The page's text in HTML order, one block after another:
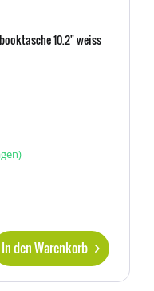
10.2" weiss
In den Warenkorb